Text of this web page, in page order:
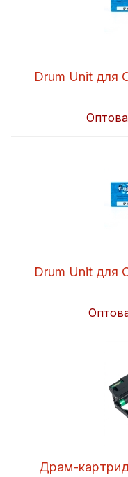
Drum Unit для
Drum Unit для
Драм-